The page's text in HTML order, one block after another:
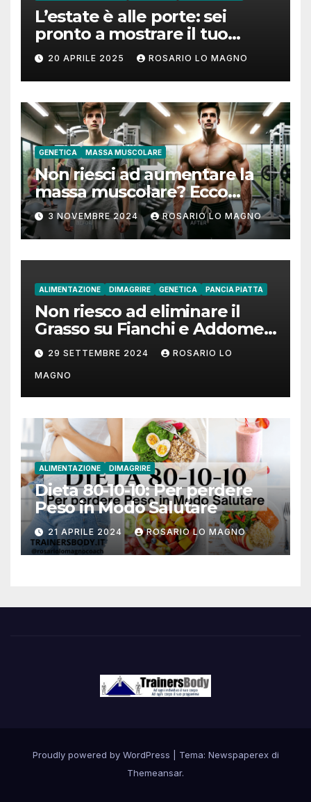
L’estate è alle porte: sei
pronto a mostrare il tuo
addome piatto?
20 APRILE 2025 ROSARIO LO MAGNO
GENETICA MASSA MUSCOLARE
Non riesci ad aumentare la
massa muscolare? Ecco
come fare!
3 NOVEMBRE 2024 ROSARIO LO MAGNO
ALIMENTAZIONE DIMAGRIRE GENETICA PANCIA PIATTA
Non riesco ad eliminare il
Grasso su Fianchi e Addome:
cause e rimedi
29 SETTEMBRE 2024 ROSARIO LO
MAGNO
ALIMENTAZIONE DIMAGRIRE
Dieta 80-10-10: Per perdere
Peso in Modo Salutare
21 APRILE 2024 ROSARIO LO MAGNO
Proudly powered by WordPress
Tema: Newspaperex di
Themeansar.